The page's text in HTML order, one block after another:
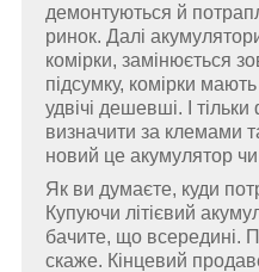
демонтуються й
ринок. Далі
комірки, замінюється
підсумку, комірки
удвічі дешевші. І
визначити за клемами
новий це акумулятор чи
Як ви думаєте, куди
Купуючи літієвий
бачите, що всередині.
скаже. Кінцевий